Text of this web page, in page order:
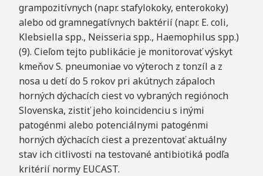
grampozitívnych (napr. stafylokoky, enterokoky)
alebo od gramnegatívnych baktérií (napr. E. coli,
Klebsiella spp., Neisseria spp., Haemophilus spp.)
(9). Cieľom tejto publikácie je monitorovať výskyt
kmeňov S. pneumoniae vo výteroch z tonzíl a z
nosa u detí do 5 rokov pri akútnych zápaloch
horných dýchacích ciest vo vybraných regiónoch
Slovenska, zistiť jeho koincidenciu s inými
patogénmi alebo potenciálnymi patogénmi
horných dýchacích ciest a prezentovať aktuálny
stav ich citlivosti na testované antibiotiká podľa
kritérií normy EUCAST.